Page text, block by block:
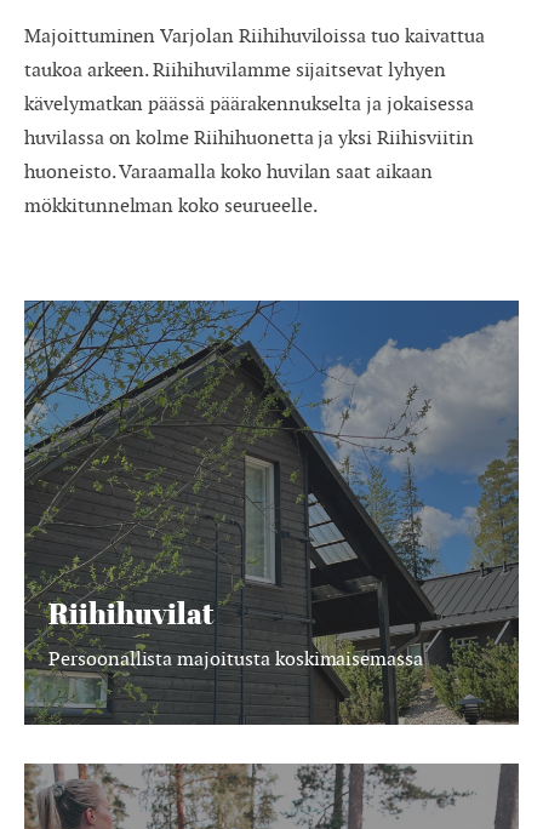
Majoittuminen Varjolan Riihihuviloissa tuo kaivattua
taukoa arkeen. Riihihuvilamme sijaitsevat lyhyen
kävelymatkan päässä päärakennukselta ja jokaisessa
huvilassa on kolme Riihihuonetta ja yksi Riihisviitin
huoneisto. Varaamalla koko huvilan saat aikaan
mökkitunnelman koko seurueelle.
Riihihuvilat
Riihihuvilat
Persoonallista majoitusta koskimaisemassa
Majoituspaketit